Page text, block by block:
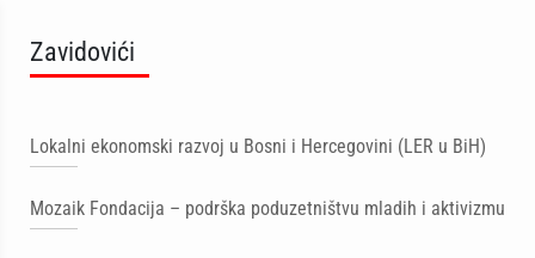
Zavidovići
Lokalni ekonomski razvoj u Bosni i Hercegovini (LER u BiH)
Mozaik Fondacija – podrška poduzetništvu mladih i aktivizmu